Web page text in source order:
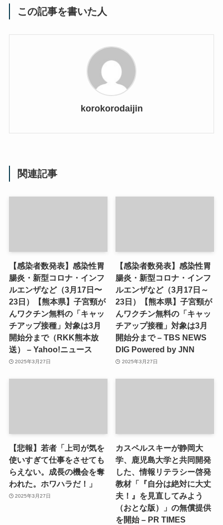
この記事を書いた人
korokorodaijin
関連記事
【感染者数発表】感染性胃
腸炎・新型コロナ・インフ
ルエンザなど（3月17日〜
23日）【熊本県】子宮頸が
んワクチン無料の「キャッ
チアップ接種」対象は3月
開始分まで（RKK熊本放
送） – Yahoo!ニュース
2025年3月27日
【感染者数発表】感染性胃
腸炎・新型コロナ・インフ
ルエンザなど（3月17日～
23日）【熊本県】子宮頸が
んワクチン無料の「キャッ
チアップ接種」対象は3月
開始分まで – TBS NEWS
DIG Powered by JNN
2025年3月27日
【悲報】若者「上司が気を
使いすぎて仕事をさせても
らえない。成長の機会を奪
われた。ホワハラだ！」
2025年3月27日
カスペルスキーが静岡大
学、鹿児島大学と共同開発
した、情報リテラシー啓発
教材「『自分は絶対に大丈
夫！』を見直してみよう
（おとな版）」の無償提供
を開始 – PR TIMES